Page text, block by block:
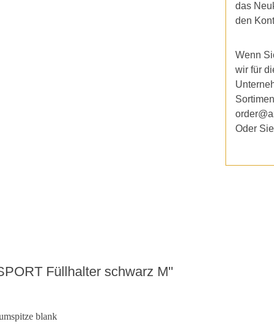
das
den
Wenn
wir für
Oder
Füllhalter schwarz M"
blank